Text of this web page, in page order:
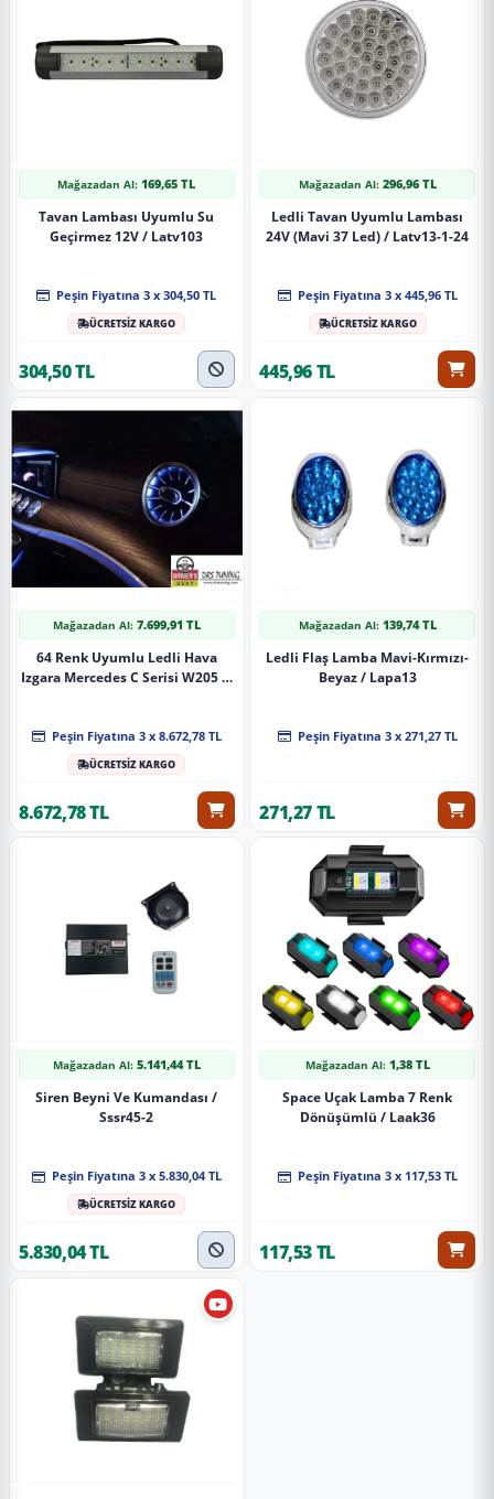
Mağazadan Al:169,65 TL
Tavan Lambası Uyumlu Su
Geçirmez 12V / Latv103
Peşin Fiyatına 3 x 304,50 TL
ÜCRETSİZ KARGO
304,50 TL
Mağazadan Al: 296,96 TL
Ledli Tavan Uyumlu Lambası
24V (Mavi 37 Led) / Latv13-1-24
Peşin Fiyatına 3 x 445,96 TL
ÜCRETSİZ KARGO
445,96 TL
Mağazadan Al: 7.699,91 TL
64 Renk Uyumlu Ledli Hava
Izgara Mercedes C Serisi W205 İç
Peşin Fiyatına 3 x 8.672,78 TL
ÜCRETSİZ KARGO
8.672,78 TL
Mağazadan Al: 139,74 TL
Ledli Flaş Lamba Mavi-Kırmızı-
Beyaz / Lapa13
Peşin Fiyatına 3 x 271,27 TL
271,27 TL
Mağazadan Al: 5.141,44 TL
Siren Beyni Ve Kumandası /
Sssr45-2
Peşin Fiyatına 3 x 5.830,04 TL
ÜCRETSİZ KARGO
5.830,04 TL
Mağazadan Al: 1,38 TL
Space Uçak Lamba 7 Renk
Dönüşümlü / Laak36
Peşin Fiyatına 3 x 117,53 TL
117,53 TL